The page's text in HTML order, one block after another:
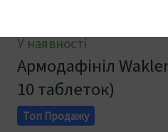
У наявності
Армодафініл
10 таблеток)
Топ Продажу